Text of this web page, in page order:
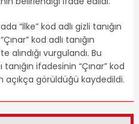
“İlke” kod adlı gizli tanığın
kod adlı tanığın
alındığı vurgulandı. Bu
tanığın ifadesinin “Çınar” kod
açıkça görüldüğü kaydedildi.